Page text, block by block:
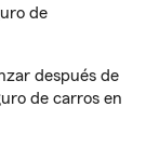
de
después de
de carros en